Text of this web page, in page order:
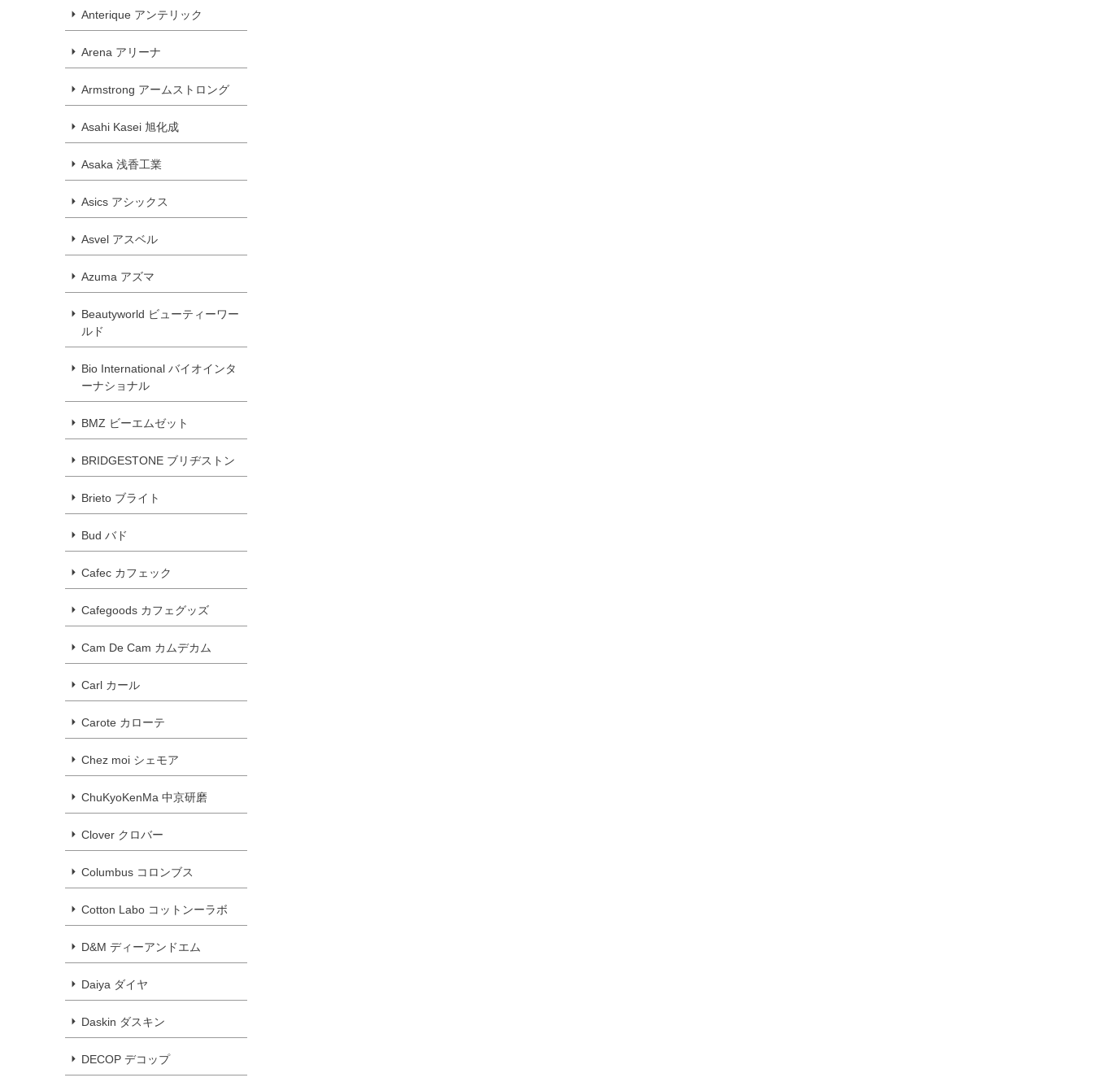
Anterique アンテリック
Arena アリーナ
Armstrong アームストロング
Asahi Kasei 旭化成
Asaka 浅香工業
Asics アシックス
Asvel アスベル
Azuma アズマ
Beautyworld ビューティーワー
ルド
Bio International バイオインタ
ーナショナル
BMZ ビーエムゼット
BRIDGESTONE ブリヂストン
Brieto ブライト
Bud バド
Cafec カフェック
Cafegoods カフェグッズ
Cam De Cam カムデカム
Carl カール
Carote カローテ
Chez moi シェモア
ChuKyoKenMa 中京研磨
Clover クロバー
Columbus コロンブス
Cotton Labo コットンーラボ
D&M ディーアンドエム
Daiya ダイヤ
Daskin ダスキン
DECOP デコップ